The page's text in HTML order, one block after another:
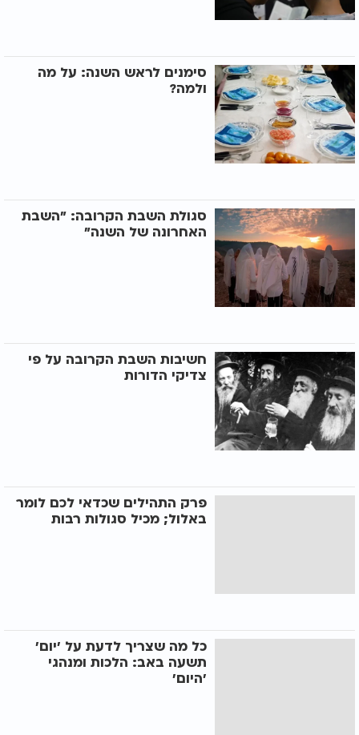
סימנים לראש השנה: על מה
ולמה?
סגולת השבת הקרובה: "השבת
האחרונה של השנה"
חשיבות השבת הקרובה על פי
צדיקי הדורות
פרק התהילים שכדאי לכם לומר
באלול; מכיל סגולות רבות
כל מה שצריך לדעת על ’יום’
תשעה באב: הלכות ומנהגי
’היום’